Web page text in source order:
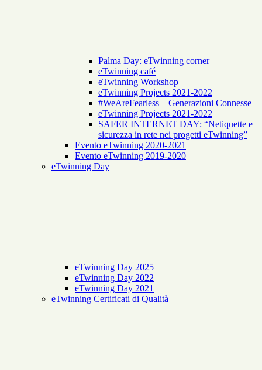
Palma Day: eTwinning corner
eTwinning café
eTwinning Workshop
eTwinning Projects 2021-2022
#WeAreFearless – Generazioni Connesse
eTwinning Projects 2021-2022
SAFER INTERNET DAY: “Netiquette e
sicurezza in rete nei progetti eTwinning”
Evento eTwinning 2020-2021
Evento eTwinning 2019-2020
eTwinning Day
eTwinning Day 2025
eTwinning Day 2022
eTwinning Day 2021
eTwinning Certificati di Qualità